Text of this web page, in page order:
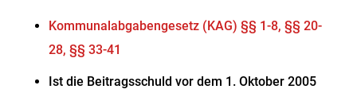
Kommunalabgabengesetz (KAG) §§ 1-8, §§ 20-
28, §§ 33-41
Ist die Beitragsschuld vor dem 1. Oktober 2005